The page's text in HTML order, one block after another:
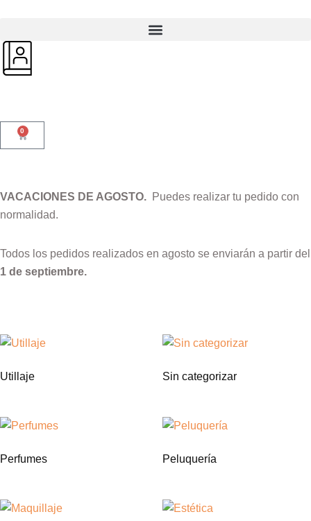
0
VACACIONES DE AGOSTO. Puedes realizar tu pedido con
normalidad.
Todos los pedidos realizados en agosto se enviarán a partir del
1 de septiembre.
Utillaje Sin categorizar
Perfumes Peluquería